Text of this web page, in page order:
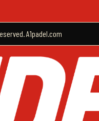
A1padel.com